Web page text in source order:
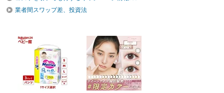
業者間スワップ差、投資法